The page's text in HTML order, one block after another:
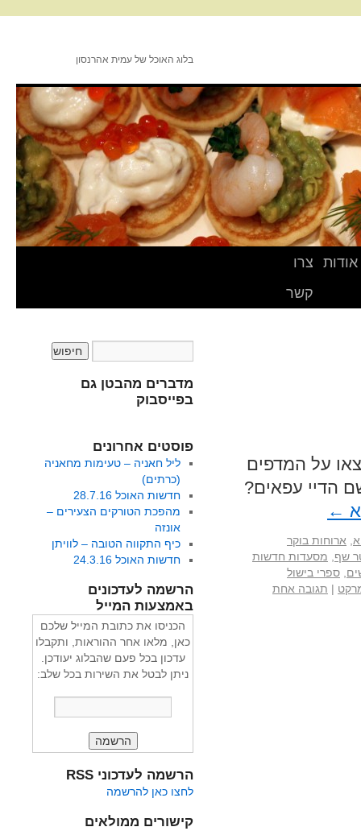
בלוג האוכל של עמית אהרנסון
אודות
צרו
קשר
על המדפים
הדיי עפאים?
←
ארוחות בוקר
שף
מסעדות חדשות
ספרי בישול
| תגובה אחת
מדברים מהבטן גם
בפייסבוק
פוסטים אחרונים
ליל חאניה – טעימות מחאניה
(כרתים)
חדשות האוכל 28.7.16
מהפכת הטורקים הצעירים –
אונזה
כיף התקווה הטובה – לוויתן
חדשות האוכל 24.3.16
הרשמה לעדכונים
באמצעות המייל
הכניסו את כתובת המייל שלכם
כאן, מלאו אחר ההוראות, ותקבלו
עדכון בכל פעם שהבלוג יעודכן.
ניתן לבטל את השירות בכל שלב:
הרשמה לעדכוני RSS
לחצו כאן להרשמה
קישורים ממולאים